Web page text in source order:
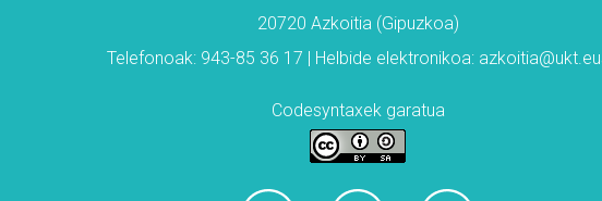
20720 Azkoitia (Gipuzkoa)
Telefonoak: 943-85 36 17 | Helbide elektronikoa:
Codesyntaxek garatua